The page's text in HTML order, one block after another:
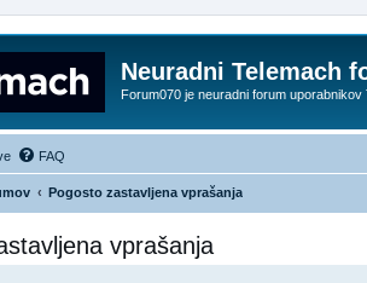
Neuradni Telemach
Forum070 je neuradni forum uporabnikov
FAQ
Pogosto zastavljena vprašanja
vprašanja